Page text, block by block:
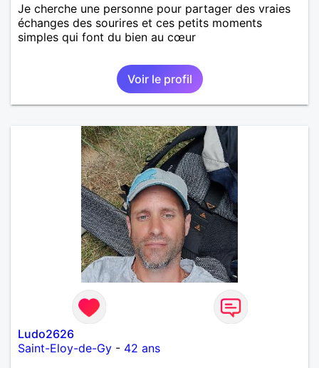
Je cherche une personne pour partager des vraies
échanges des sourires et ces petits moments
simples qui font du bien au cœur
Voir le profil
Ludo2626
Saint-Eloy-de-Gy - 42 ans